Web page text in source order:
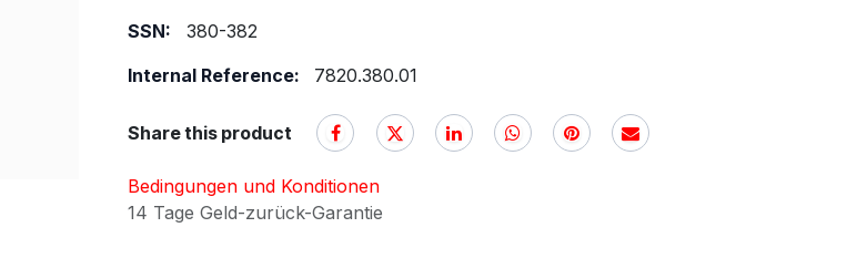
SSN:
380-382
Internal Reference:
7820.380.01
Share this product
Bedingungen und Konditionen
14 Tage Geld-zurück-Garantie